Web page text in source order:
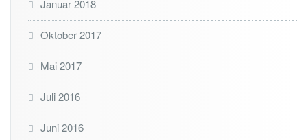
Januar 2018
Oktober 2017
Mai 2017
Juli 2016
Juni 2016